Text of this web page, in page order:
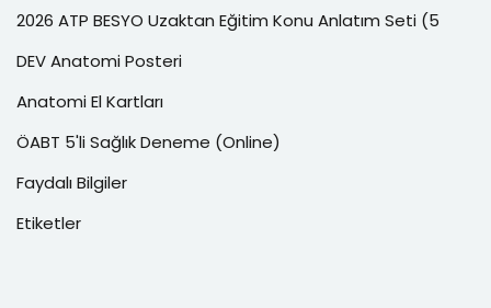
2026 ATP BESYO Uzaktan Eğitim Konu Anlatım Seti (5
DEV Anatomi Posteri
Anatomi El Kartları
ÖABT 5'li Sağlık Deneme (Online)
Faydalı Bilgiler
Etiketler